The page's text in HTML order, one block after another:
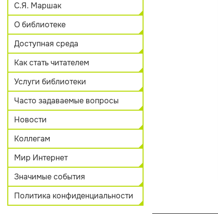
С.Я. Маршак
О библиотеке
Доступная среда
Как стать читателем
Услуги библиотеки
Часто задаваемые вопросы
Новости
Коллегам
Мир Интернет
Значимые события
Политика конфиденциальности